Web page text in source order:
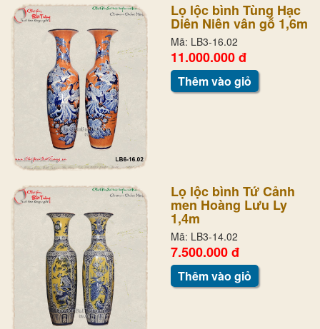
Lọ lộc bình Tùng Hạc
Diên Niên vân gỗ 1,6m
Mã: LB3-16.02
11.000.000 đ
Thêm vào giỏ
Lọ lộc bình Tứ Cảnh
men Hoàng Lưu Ly
1,4m
Mã: LB3-14.02
7.500.000 đ
Thêm vào giỏ